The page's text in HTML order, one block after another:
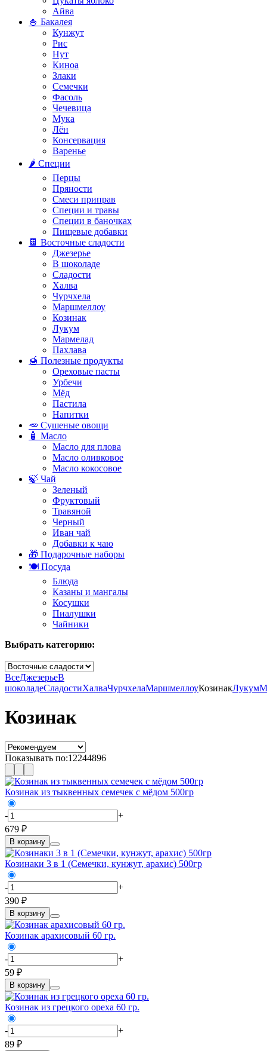
Айва
🍚 Бакалея
Кунжут
Рис
Нут
Киноа
Злаки
Семечки
Фасоль
Чечевица
Мука
Лён
Консервация
Варенье
🌶️ Специи
Перцы
Пряности
Смеси приправ
Специи и травы
Специи в баночках
Пищевые добавки
🍫 Восточные сладости
Джезерье
В шоколаде
Сладости
Халва
Чурчхела
Маршмеллоу
Козинак
Лукум
Мармелад
Пахлава
🍯 Полезные продукты
Ореховые пасты
Урбечи
Мёд
Пастила
Напитки
🥕 Сушеные овощи
🧴 Масло
Масло для плова
Масло оливковое
Масло кокосовое
🍃 Чай
Зеленый
Фруктовый
Травяной
Черный
Иван чай
Добавки к чаю
🎁 Подарочные наборы
🍽️ Посуда
Блюда
Казаны и мангалы
Косушки
Пиалушки
Чайники
Выбрать категорию:
ВсеДжезерьеВ
шоколадеСладостиХалваЧурчхелаМаршмеллоуКозинакЛукум
Козинак
Показывать по:12244896
Козинак из тыквенных семечек с мёдом 500гр
-
+
679 ₽
В корзину
Козинаки 3 в 1 (Семечки, кунжут, арахис) 500гр
-
+
390 ₽
В корзину
Козинак арахисовый 60 гр.
-
+
59 ₽
В корзину
Козинак из грецкого ореха 60 гр.
-
+
89 ₽